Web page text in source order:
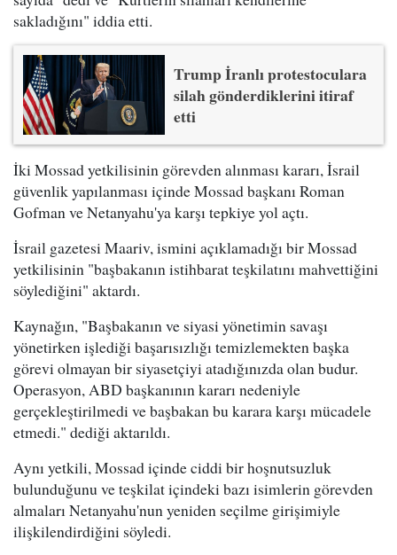
sakladığını" iddia etti.
Trump İranlı protestoculara
silah gönderdiklerini itiraf
etti
İki Mossad yetkilisinin görevden alınması kararı, İsrail
güvenlik yapılanması içinde Mossad başkanı Roman
Gofman ve Netanyahu'ya karşı tepkiye yol açtı.
İsrail gazetesi Maariv, ismini açıklamadığı bir Mossad
yetkilisinin "başbakanın istihbarat teşkilatını mahvettiğini
söylediğini" aktardı.
Kaynağın, "Başbakanın ve siyasi yönetimin savaşı
yönetirken işlediği başarısızlığı temizlemekten başka
görevi olmayan bir siyasetçiyi atadığınızda olan budur.
Operasyon, ABD başkanının kararı nedeniyle
gerçekleştirilmedi ve başbakan bu karara karşı mücadele
etmedi." dediği aktarıldı.
Aynı yetkili, Mossad içinde ciddi bir hoşnutsuzluk
bulunduğunu ve teşkilat içindeki bazı isimlerin görevden
almaları Netanyahu'nun yeniden seçilme girişimiyle
ilişkilendirdiğini söyledi.